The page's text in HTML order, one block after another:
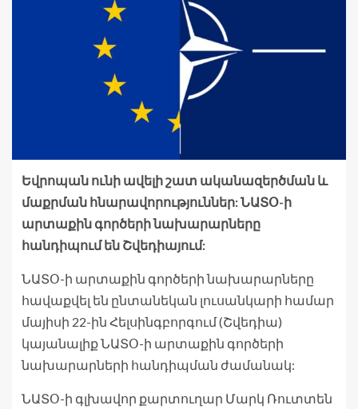
Եվրոպան ունի ավելի շատ ականազերծման և
մաքրման հնարավորություններ: ՆԱՏՕ-ի
արտաքին գործերի նախարարները
հանդիպում են Շվեդիայում:
ՆԱՏՕ-ի արտաքին գործերի նախարարները
հավաքվել են ընտանեկան լուսանկարի համար
մայիսի 22-ին Հելսինգբորգում (Շվեդիա)
կայանալիք ՆԱՏՕ-ի արտաքին գործերի
նախարարների հանդիպման ժամանակ:
ՆԱՏՕ-ի գլխավոր քարտուղար Մարկ Ռուտտեն